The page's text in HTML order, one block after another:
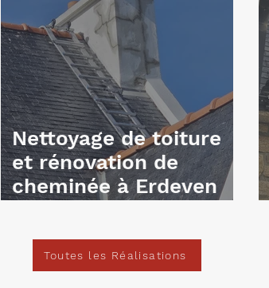
Nettoyage de toiture
et rénovation de
cheminée à Erdeven
Toutes les Réalisations